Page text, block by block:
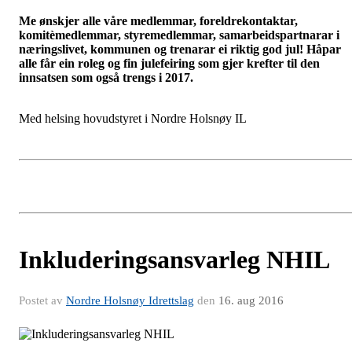
Me ønskjer alle våre medlemmar, foreldrekontaktar,
komitèmedlemmar, styremedlemmar, samarbeidspartnarar i
næringslivet, kommunen og trenarar ei riktig god jul! Håpar
alle får ein roleg og fin julefeiring som gjer krefter til den
innsatsen som også trengs i 2017.
Med helsing hovudstyret i Nordre Holsnøy IL
Inkluderingsansvarleg NHIL
Postet av Nordre Holsnøy Idrettslag den 16. aug 2016